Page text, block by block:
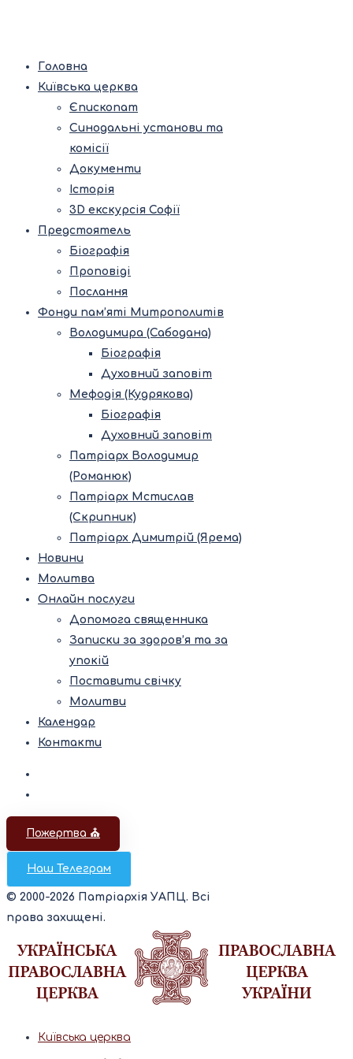
Головна
Київська церква
Єпископат
Синодальні установи та
комісії
Документи
Історія
3D екскурсія Софії
Предстоятель
Біографія
Проповіді
Послання
Фонди пам’яті Митрополитів
Володимира (Сабодана)
Біографія
Духовний заповіт
Мефодія (Кудрякова)
Біографія
Духовний заповіт
Патріарх Володимир
(Романюк)
Патріарх Мстислав
(Скрипник)
Патріарх Димитрій (Ярема)
Новини
Молитва
Онлайн послуги
Допомога священника
Записки за здоров’я та за
упокій
Поставити свічку
Молитви
Календар
Контакти
Пожертва ⛪️
Наш Телеграм
© 2000-2026 Патріархія УАПЦ. Всі
права захищені.
Київська церква